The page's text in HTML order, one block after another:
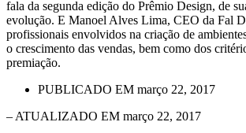
PUBLICADO EM março 22, 2017
– ATUALIZADO EM março 22, 2017